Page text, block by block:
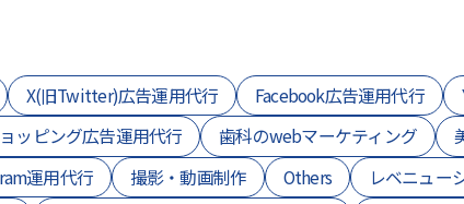
X(旧Twitter)広告運用代行 Facebook広告運用代行
ッピング広告運用代行 歯科のwebマーケティング
運用代行 撮影・動画制作 Others
レベニュー